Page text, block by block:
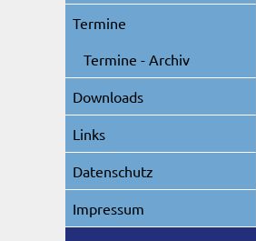
Termine
Termine - Archiv
Downloads
Links
Datenschutz
Impressum